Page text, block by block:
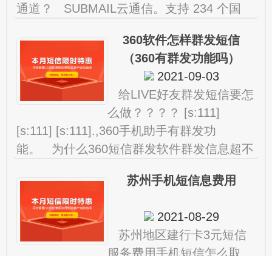
通道？ SUBMAIL云通信。支持 234 个国
360软件怎样群发短信
（360有群发功能吗）
2021-09-03
给LIVE好友群发短信要怎
么做？？？？ [s:111]
[s:111] [s:111].,360手机助手有群发功
能。 为什么360短信群发软件群发信息超不
苏州手机短信息费用
2021-08-29
苏州地区建行卡3元短信
服务费用手机短信怎么取